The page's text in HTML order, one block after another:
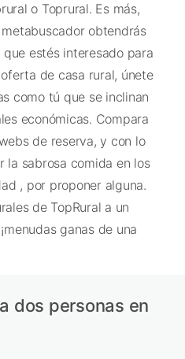
o Toprural. Es más,
obtendrás
estés interesado para
de casa rural, únete
como tú que se inclinan
económicas. Compara
de reserva, y con lo
la sabrosa comida en los
, por proponer alguna.
de TopRural a un
ganas de una
dos personas en